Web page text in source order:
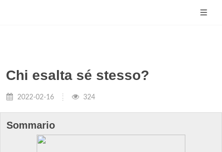
Chi esalta sé stesso?
2022-02-16 324
Sommario